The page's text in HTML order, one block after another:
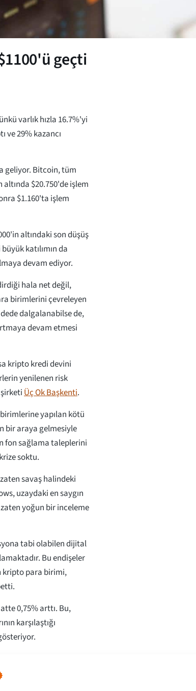
geçti
varlık hızla 16.7%'yi
ve 29% kazancı
geliyor. Bitcoin, tüm
$20.750'de işlem
$1.160'ta işlem
altındaki son düşüş
katılımın da
devam ediyor.
hala net değil,
birimlerini çevreleyen
dalgalanabilse de,
devam etmesi
kripto kredi devini
yenilenen risk
Üç Ok Başkenti.
yapılan kötü
bir araya gelmesiyle
fon sağlama taleplerini
soktu.
savaş halindeki
uzaydaki en saygın
yoğun bir inceleme
tabi olabilen dijital
Bu endişeler
kripto para birimi,
0,75% arttı. Bu,
karşılaştığı